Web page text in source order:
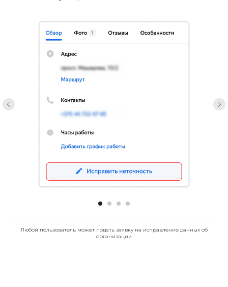
Любой пользователь может подать заявку на исправление данных об
организации